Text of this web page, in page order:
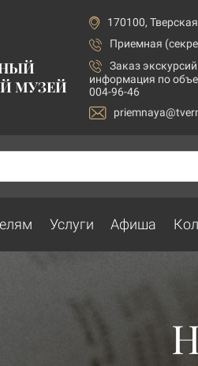
МУЗЕЙ
170100,
Приемная
Заказ
информация по
004-96-46
Услуги Афиша